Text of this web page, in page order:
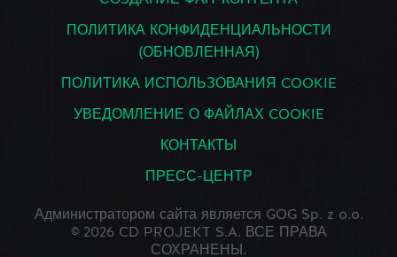
ПОЛИТИКА КОНФИДЕНЦИАЛЬНОСТИ
(ОБНОВЛЕННАЯ)
ПОЛИТИКА ИСПОЛЬЗОВАНИЯ COOKIE
УВЕДОМЛЕНИЕ О ФАЙЛАХ COOKIE
КОНТАКТЫ
ПРЕСС-ЦЕНТР
Администратором сайта является GOG Sp. z o.o.
© 2026 CD PROJEKT S.A. ВСЕ ПРАВА
СОХРАНЕНЫ.